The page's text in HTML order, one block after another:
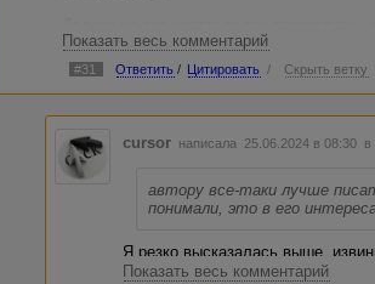
Скажите спасибо, что я, например, совсем не
такую хрень, что выше накатала. Зато всё было
чесслово. :(
матери, к примеру, я без вас тоже бы не
спасибо и впредь учитывать, что таких
единицы.
Показать весь комментарий
#31 Ответить / Цитировать / Скрыть ветку
cursor написала 25.06.2024 в 08:30 в
автору все-таки лучше
понимали, это в его
Я резко высказалась выше,
полностью согласна. Как раз не
Показать весь комментарий